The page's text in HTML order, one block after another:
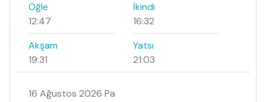
Öğle
12:47
İkindi
16:32
Akşam
19:31
Yatsı
21:03
16 Ağustos 2026 Pa